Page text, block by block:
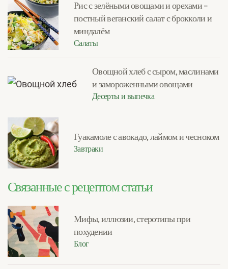
Рис с зелёными овощами и орехами –
постный веганский салат с брокколи и
миндалём
Салаты
Овощной хлеб с сыром, маслинами
и замороженными овощами
Десерты и выпечка
Гуакамоле с авокадо, лаймом и чесноком
Завтраки
Связанные с рецептом статьи
Мифы, иллюзии, стеротипы при
похудении
Блог